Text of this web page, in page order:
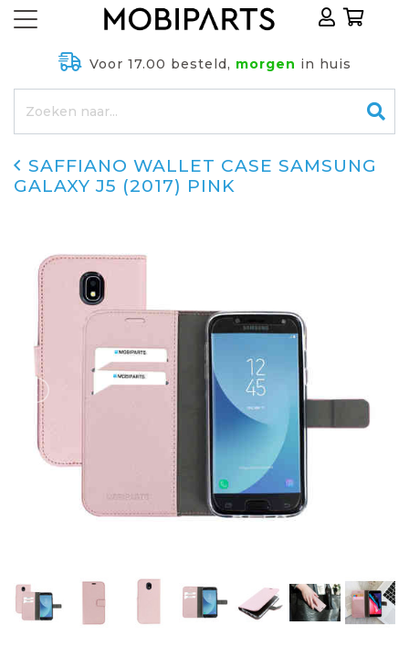
Voor 17.00 besteld, morgen in huis
SAFFIANO WALLET CASE SAMSUNG
GALAXY J5 (2017) PINK